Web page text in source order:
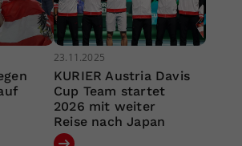
23.11.2025
KURIER Austria Davis
Cup Team startet
2026 mit weiter
Reise nach Japan